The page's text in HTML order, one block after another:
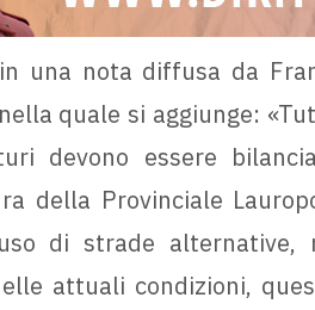
una nota diffusa da
quale si aggiunge:
devono essere
della Provinciale
di strade
attuali condizioni,